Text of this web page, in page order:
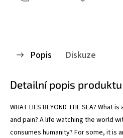
Popis Diskuze
Detailní popis produktu
WHAT LIES BEYOND THE SEA?
and pain? A life watching the world
consumes humanity? For some, it is